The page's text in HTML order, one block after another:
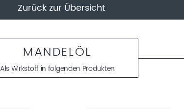
Zurück zur Übersicht
MANDELÖL
Als Wirkstoff in folgenden Produkten